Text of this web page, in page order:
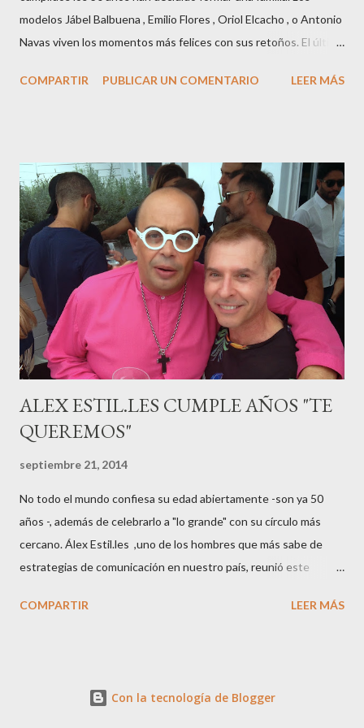
modelos Jábel Balbuena , Emilio Flores , Oriol Elcacho , o Antonio
Navas viven los momentos más felices con sus retoños. El último
M ateo nació en Barcelona hace poco más de una semana. El top
haciéndole padre de un precioso niño. Marta ha sido toda una
campeona, durante los primeros 3 meses de embarazo tuvo que
guardar reposo debido a un síndrome llamado
“hiperemesisgravídica”.Pasados los meses fatídicos de
gestación Marta tiró adelante con el embarazo, ahora es una
mamá feliz. Otro de los modelos que ha sido padre este año ha
sido el madrileño, Emilio Flores , el top que desfiló en las mejores
pasarelas ...
COMPARTIR PUBLICAR UN COMENTARIO LEER MÁS
ALEX ESTIL.LES CUMPLE AÑOS "TE
QUEREMOS"
septiembre 21, 2014
No todo el mundo confiesa su edad abiertamente -son ya 50
años -, además de celebrarlo a "lo grande" con su círculo más
cercano. Álex Estil.les ,uno de los hombres que más sabe de
estrategias de comunicación en nuestro país, reunió este
colaboradores y amigos que a lo largo de su vida profesional han
moda, su gran especialidad.. Queremos a Álex tal y como es, con
COMPARTIR LEER MÁS
Con la tecnología de Blogger